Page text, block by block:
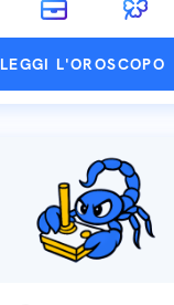
LEGGI L'OROSCOPO